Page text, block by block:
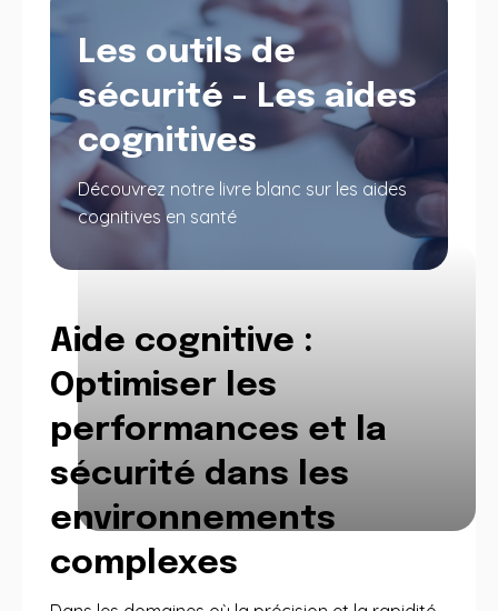
Les outils de
sécurité - Les aides
cognitives
Découvrez notre livre blanc sur les aides
cognitives en santé
Aide cognitive :
Optimiser les
performances et la
sécurité dans les
environnements
complexes